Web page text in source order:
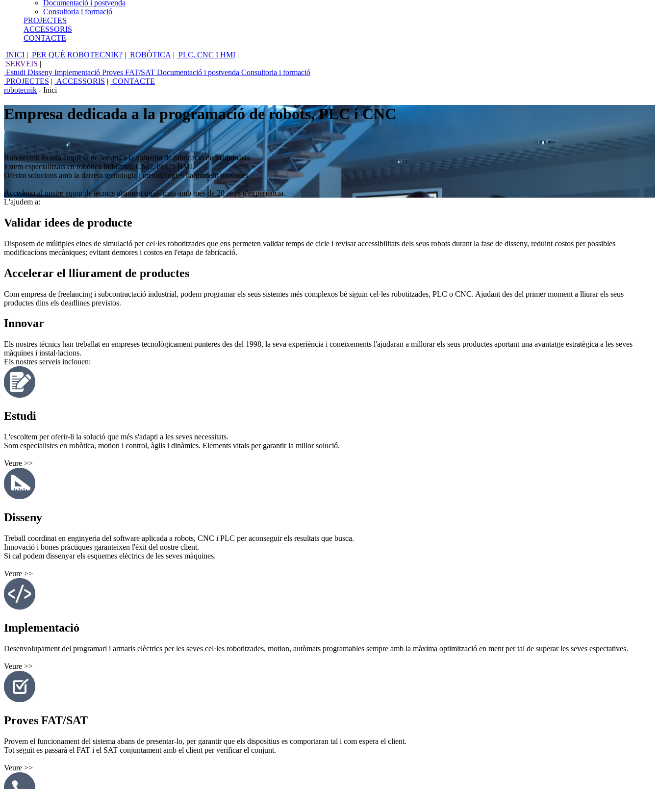
Documentació i postvenda
Consultoria i formació
PROJECTES
ACCESSORIS
CONTACTE
INICI | PER QUÈ ROBOTECNIK? | ROBÒTICA | PLC, CNC I HMI |
SERVEIS |
Estudi Disseny Implementació Proves FAT/SAT Documentació i postvenda Consultoria i formació
PROJECTES | ACCESSORIS | CONTACTE
robotecnik - Inici
Empresa dedicada a la programació de robots, PLC i CNC
Robotecnik és una empresa de serveis a la industria de fabricació de maquinària.
Estem especialitzats en robòtica industrial, CNC, PLC i HMI.
Oferim solucions amb la darrera tecnologia i metodologies llargament provades.
Accedeixi al nostre equip de tècnics altament qualificats amb més de 20 anys d'experiència.
L'ajudem a:
Validar idees de producte
Disposem de múltiples eines de simulació per cel·les robotitzades que ens permeten validar temps de cicle i revisar accessibilitats dels seus robots durant la fase de disseny, reduint costos per possibles
modificacions mecàniques; evitant demores i costos en l'etapa de fabricació.
Accelerar el lliurament de productes
Com empresa de freelancing i subcontractació industrial, podem programar els seus sistemes més complexos bé siguin cel·les robotitzades, PLC o CNC. Ajudant des del primer moment a lliurar els seus
productes dins els deadlines previstos.
Innovar
Els nostres tècnics han treballat en empreses tecnològicament punteres des del 1998, la seva experiència i coneixements l'ajudaran a millorar els seus productes aportant una avantatge estratègica a les seves
màquines i instal·lacions.
Els nostres serveis inclouen:
Estudi
L'escoltem per oferir-li la solució que més s'adapti a les seves necessitats.
Som especialistes en robòtica, motion i control, àgils i dinàmics. Elements vitals per garantir la millor solució.
Veure >>
Disseny
Treball coordinat en enginyeria del software aplicada a robots, CNC i PLC per aconseguir els resultats que busca.
Innovació i bones pràctiques garanteixen l'èxit del nostre client.
Si cal podem dissenyar els esquemes elèctrics de les seves màquines.
Veure >>
Implementació
Desenvolupament del programari i armaris elèctrics per les seves cel·les robotitzades, motion, autòmats programables sempre amb la màxima optimització en ment per tal de superar les seves espectatives.
Veure >>
Proves FAT/SAT
Provem el funcionament del sistema abans de presentar-lo, per garantir que els dispositius es comportaran tal i com espera el client.
Tot seguit es passarà el FAT i el SAT conjuntament amb el client per verificar el conjunt.
Veure >>